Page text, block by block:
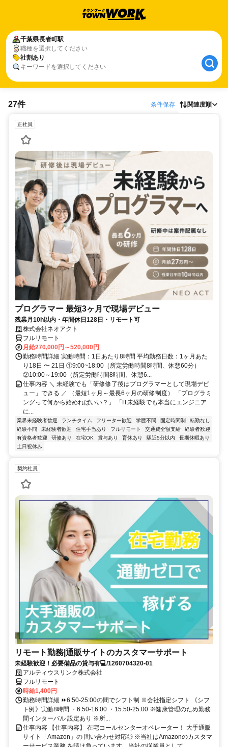
千葉県長者町駅
職種を選択してください
社割あり
キーワードを選択してください
27件 条件保存 関連度順
正社員
プログラマー 最短3ヶ月で現場デビュー
残業月10h以内・年間休日128日・リモート可
株式会社ネオアクト
フルリモート
月給270,000円～520,000円
勤務時間詳細 実働時間：1日あたり8時間 平均勤務日数：1ヶ月あた
り18日 〜 21日 ①9:00~18:00（所定労働時間8時間、休憩60分）
②10:00～19:00（所定労働時間8時間、休憩6...
仕事内容 ＼ 未経験でも「研修修了後はプログラマーとして現場デビ
ュー」できる ／ （最短1ヶ月～最長6ヶ月の研修制度） 「プログラミ
ングって何から始めればいい？」 「IT未経験でも本当にエンジニア
に...
業界未経験者歓迎 ランチタイム フリーター歓迎 学歴不問 固定時間制
転勤なし
経験不問
未経験者歓迎 住宅手当あり フルリモート 交通費全額支給
経験者歓迎
有資格者歓迎
研修あり 在宅OK 賞与あり 育休あり 駅近5分以内
長期休暇あり
土日祝休み
契約社員
リモート勤務|通販サイトのカスタマーサポート
未経験歓迎！必要備品の貸与有💻/1260704320-01
アルティウスリンク株式会社
フルリモート
時給1,400円
勤務時間詳細 ⏩6:50-25:00の間でシフト制 ※会社指定シフト 《シフ
ト例》実働8時間 ・6:50-16:00 ・15:50-25:00 ※健康管理のため勤務
間インターバル 設定あり ※所...
仕事内容 【仕事内容】 在宅コールセンターオペレーター！ 大手通販
サイト「Amazon」の 問い合わせ対応◎ ※当社はAmazonのカスタマ